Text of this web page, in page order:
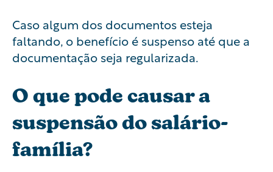
Caso algum dos documentos esteja
faltando, o benefício é suspenso até que a
documentação seja regularizada.
O que pode causar a
suspensão do salário-
família?